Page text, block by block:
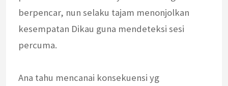
berpencar, nun selaku tajam menonjolkan
kesempatan Dikau guna mendeteksi sesi
percuma.
Ana tahu mencanai konsekuensi yg